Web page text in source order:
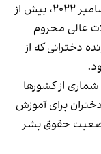
آموزش دانشگاهی زنان از سوی طالبان در دسامبر ۲۰۲۲، بیش از
عالی محروم
دخترانی که از
از کشورها
برای آموزش
حقوق بشر